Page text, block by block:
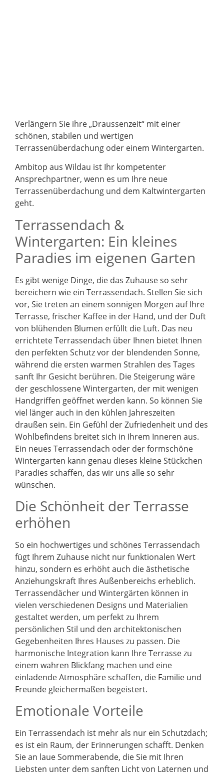
Verlängern Sie ihre „Draussenzeit“ mit einer
schönen, stabilen und wertigen
Terrassenüberdachung oder einem Wintergarten.
Ambitop aus Wildau ist Ihr kompetenter
Ansprechpartner, wenn es um Ihre neue
Terrassenüberdachung und dem Kaltwintergarten
geht.
Terrassendach &
Wintergarten: Ein kleines
Paradies im eigenen Garten
Es gibt wenige Dinge, die das Zuhause so sehr
bereichern wie ein Terrassendach. Stellen Sie sich
vor, Sie treten an einem sonnigen Morgen auf Ihre
Terrasse, frischer Kaffee in der Hand, und der Duft
von blühenden Blumen erfüllt die Luft. Das neu
errichtete Terrassendach über Ihnen bietet Ihnen
den perfekten Schutz vor der blendenden Sonne,
während die ersten warmen Strahlen des Tages
sanft Ihr Gesicht berühren. Die Steigerung wäre
der geschlossene Wintergarten, der mit wenigen
Handgriffen geöffnet werden kann. So können Sie
viel länger auch in den kühlen Jahreszeiten
draußen sein. Ein Gefühl der Zufriedenheit und des
Wohlbefindens breitet sich in Ihrem Inneren aus.
Ein neues Terrassendach oder der formschöne
Wintergarten kann genau dieses kleine Stückchen
Paradies schaffen, das wir uns alle so sehr
wünschen.
Die Schönheit der Terrasse
erhöhen
So ein hochwertiges und schönes Terrassendach
fügt Ihrem Zuhause nicht nur funktionalen Wert
hinzu, sondern es erhöht auch die ästhetische
Anziehungskraft Ihres Außenbereichs erheblich.
Terrassendächer und Wintergärten können in
vielen verschiedenen Designs und Materialien
gestaltet werden, um perfekt zu Ihrem
persönlichen Stil und den architektonischen
Gegebenheiten Ihres Hauses zu passen. Die
harmonische Integration kann Ihre Terrasse zu
einem wahren Blickfang machen und eine
einladende Atmosphäre schaffen, die Familie und
Freunde gleichermaßen begeistert.
Emotionale Vorteile
Ein Terrassendach ist mehr als nur ein Schutzdach;
es ist ein Raum, der Erinnerungen schafft. Denken
Sie an laue Sommerabende, die Sie mit Ihren
Liebsten unter dem sanften Licht von Laternen und